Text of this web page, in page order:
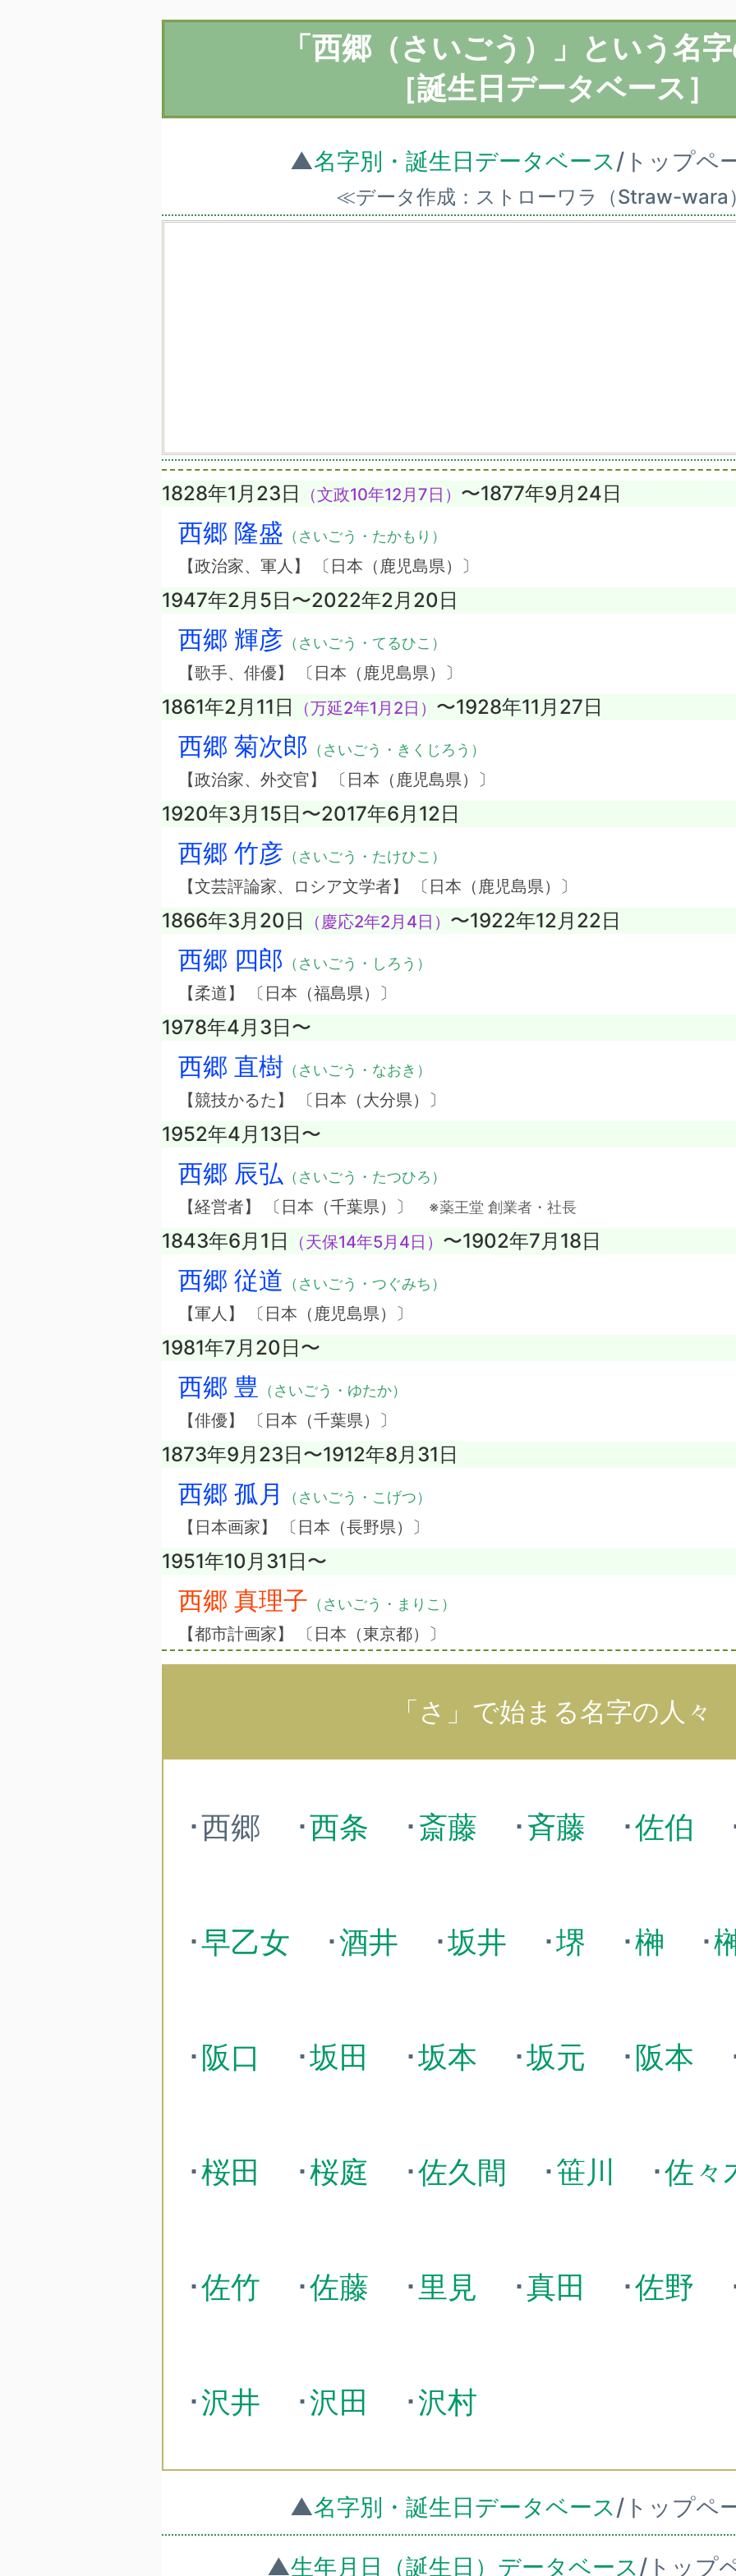
「西郷（さいごう）」という名
［誕生日データベース］
▲名字別・誕生日データベース/トップペ
≪データ作成：ストローワラ（Straw-
1828年1月23日 （文政10年12月7日） 〜1877年9月24日
西郷 隆盛 （さいごう・たかもり）
【政治家、軍人】 〔日本（鹿児島県）〕
1947年2月5日〜2022年2月20日
西郷 輝彦 （さいごう・てるひこ）
【歌手、俳優】 〔日本（鹿児島県）〕
1861年2月11日 （万延2年1月2日） 〜1928年11月27日
西郷 菊次郎 （さいごう・きくじろう）
【政治家、外交官】 〔日本（鹿児島県）〕
1920年3月15日〜2017年6月12日
西郷 竹彦 （さいごう・たけひこ）
【文芸評論家、ロシア文学者】 〔日本（鹿児島県）〕
1866年3月20日 （慶応2年2月4日） 〜1922年12月22日
西郷 四郎 （さいごう・しろう）
【柔道】 〔日本（福島県）〕
1978年4月3日〜
西郷 直樹 （さいごう・なおき）
【競技かるた】 〔日本（大分県）〕
1952年4月13日〜
西郷 辰弘 （さいごう・たつひろ）
【経営者】 〔日本（千葉県）〕 ※薬王堂 創業者・社長
1843年6月1日 （天保14年5月4日） 〜1902年7月18日
西郷 従道 （さいごう・つぐみち）
【軍人】 〔日本（鹿児島県）〕
1981年7月20日〜
西郷 豊 （さいごう・ゆたか）
【俳優】 〔日本（千葉県）〕
1873年9月23日〜1912年8月31日
西郷 孤月 （さいごう・こげつ）
【日本画家】 〔日本（長野県）〕
1951年10月31日〜
西郷 真理子 （さいごう・まりこ）
【都市計画家】 〔日本（東京都）〕
「さ」で始まる名字の人々
･西郷 ･西条 ･斎藤 ･斉藤 ･佐伯
･早乙女 ･酒井 ･坂井 ･堺 ･榊 ･
･阪口 ･坂田 ･坂本 ･坂元 ･阪本
･桜田 ･桜庭 ･佐久間 ･笹川 ･佐々
･佐竹 ･佐藤 ･ 里見 ･真田 ･佐野
･沢井 ･沢田 ･沢村
▲名字別・誕生日データベース/トップペ
▲生年月日（誕生日）データベース/トップ